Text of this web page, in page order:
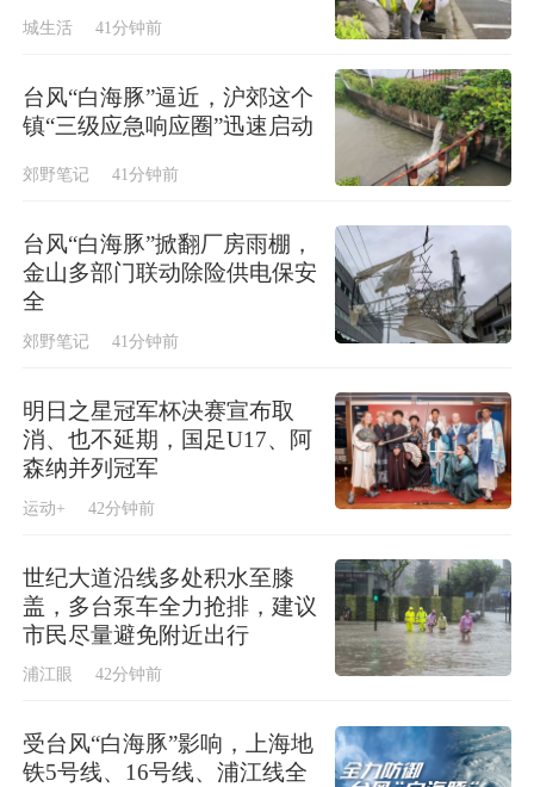
城生活 41分钟前
台风“白海豚”逼近，沪郊这个
镇“三级应急响应圈”迅速启动
郊野笔记 41分钟前
台风“白海豚”掀翻厂房雨棚，
金山多部门联动除险供电保安
全
郊野笔记 41分钟前
明日之星冠军杯决赛宣布取
消、也不延期，国足U17、阿
森纳并列冠军
运动+ 42分钟前
世纪大道沿线多处积水至膝
盖，多台泵车全力抢排，建议
市民尽量避免附近出行
浦江眼 42分钟前
受台风“白海豚”影响，上海地
铁5号线、16号线、浦江线全